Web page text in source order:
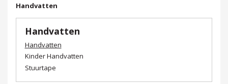
Handvatten
Handvatten
Handvatten
Kinder Handvatten
Stuurtape